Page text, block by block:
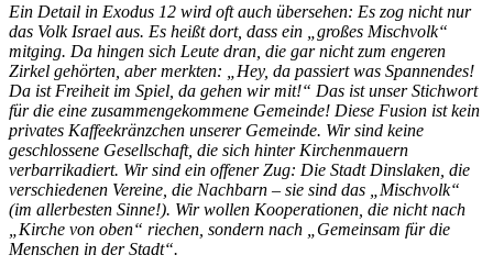
Ein Detail in Exodus 12 wird oft auch übersehen: Es zog nicht nur
das Volk Israel aus. Es heißt dort, dass ein „großes Mischvolk“
mitging. Da hingen sich Leute dran, die gar nicht zum engeren
Zirkel gehörten, aber merkten: „Hey, da passiert was Spannendes!
Da ist Freiheit im Spiel, da gehen wir mit!“ Das ist unser Stichwort
für die eine zusammengekommene Gemeinde! Diese Fusion ist kein
privates Kaffeekränzchen unserer Gemeinde. Wir sind keine
geschlossene Gesellschaft, die sich hinter Kirchenmauern
verbarrikadiert. Wir sind ein offener Zug: Die Stadt Dinslaken, die
verschiedenen Vereine, die Nachbarn – sie sind das „Mischvolk“
(im allerbesten Sinne!). Wir wollen Kooperationen, die nicht nach
„Kirche von oben“ riechen, sondern nach „Gemeinsam für die
Menschen in der Stadt“.